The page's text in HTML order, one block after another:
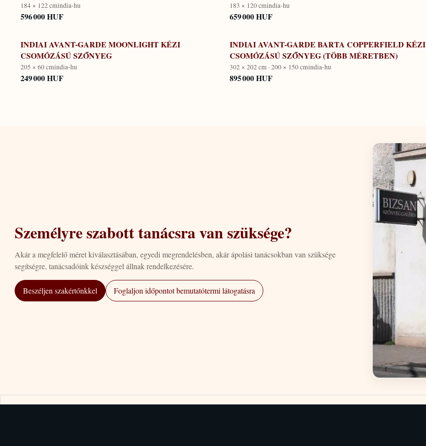
184 × 122 cmindia-hu
596 000 HUF
183 × 120 cmindia-hu
659 000 HUF
INDIAI AVANT-GARDE MOONLIGHT KÉZI
CSOMÓZÁSÚ SZŐNYEG
205 × 60 cmindia-hu
249 000 HUF
INDIAI AVANT-GARDE BARTA COPPERFIELD KÉZI
CSOMÓZÁSÚ SZŐNYEG (TÖBB MÉRETBEN)
302 × 202 cm · 200 × 150 cmindia-hu
895 000 HUF
Személyre szabott tanácsra van szüksége?
Akár a megfelelő méret kiválasztásában, egyedi megrendelésben, akár ápolási tanácsokban van szüksége
segítségre, tanácsadóink készséggel állnak rendelkezésére.
Beszéljen szakértőnkkel Foglaljon időpontot bemutatótermi látogatásra